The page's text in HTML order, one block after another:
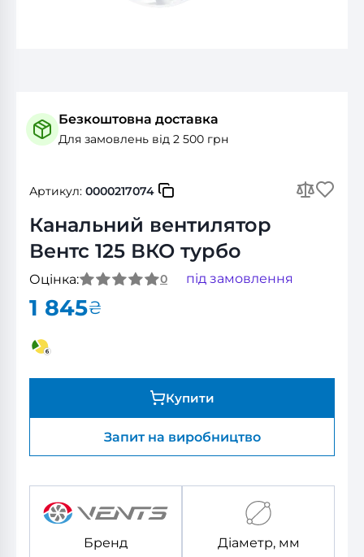
Безкоштовна доставка
Для замовлень від 2 500 грн
Артикул: 0000217074
Канальний вентилятор
Вентс 125 ВКО турбо
Оцінка: 0 під замовлення
1 845₴
Купити
Запит на виробництво
Бренд
Діаметр, мм